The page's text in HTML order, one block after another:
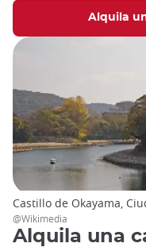
Alquila
Alquila una
Castillo de Okayama,
@Wikimedia